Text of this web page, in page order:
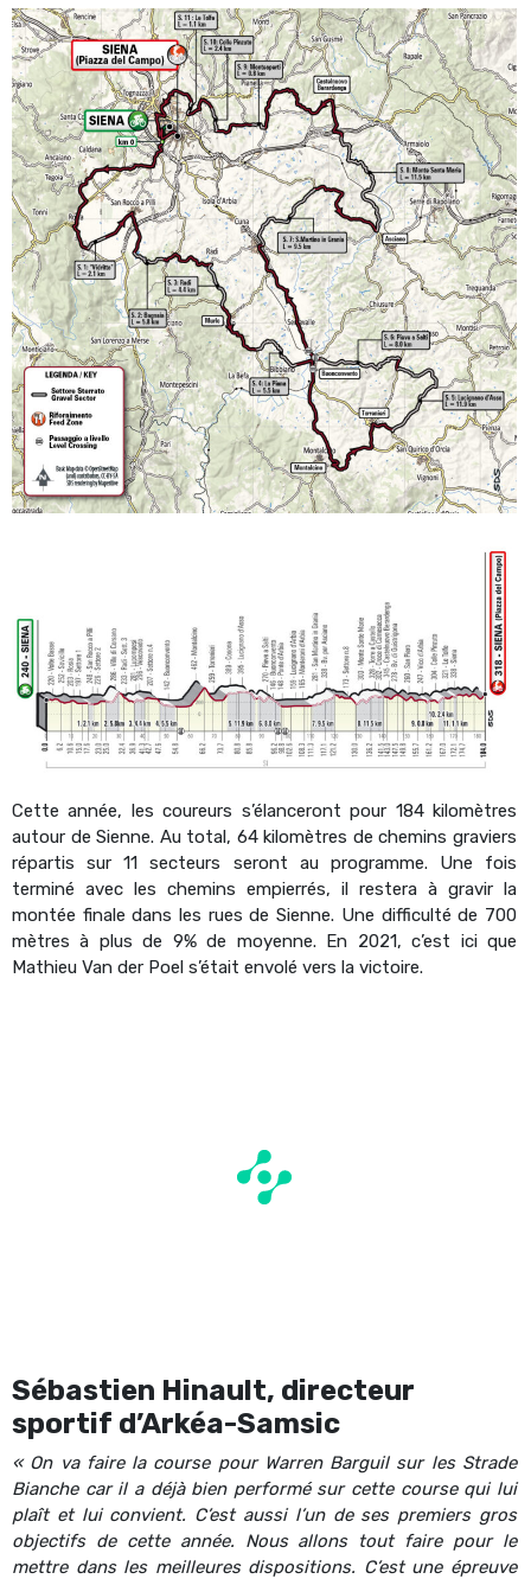
Cette année, les coureurs s’élanceront pour 184 kilomètres
autour de Sienne. Au total, 64 kilomètres de chemins graviers
répartis sur 11 secteurs seront au programme. Une fois
terminé avec les chemins empierrés, il restera à gravir la
montée finale dans les rues de Sienne. Une difficulté de 700
mètres à plus de 9% de moyenne. En 2021, c’est ici que
Mathieu Van der Poel s’était envolé vers la victoire.
Sébastien Hinault, directeur
sportif d’Arkéa-Samsic
« On va faire la course pour Warren Barguil sur les Strade
Bianche car il a déjà bien performé sur cette course qui lui
plaît et lui convient. C’est aussi l’un de ses premiers gros
objectifs de cette année. Nous allons tout faire pour le
mettre dans les meilleures dispositions. C’est une épreuve